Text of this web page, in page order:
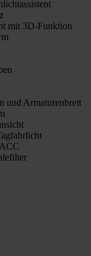
mit 3D-Funktion
und Armaturenbrett